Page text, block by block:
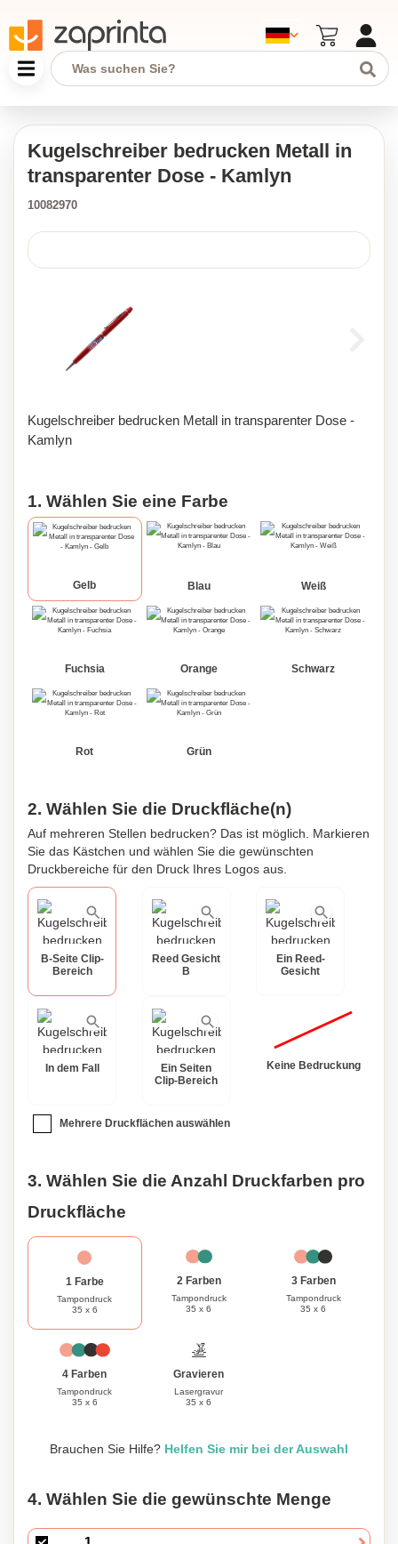
Kugelschreiber bedrucken Metall in
transparenter Dose - Kamlyn
10082970
Kugelschreiber bedrucken Metall in transparenter Dose -
Kamlyn
1. Wählen Sie eine Farbe
Gelb Blau Weiß
Fuchsia Orange Schwarz
Rot Grün
2. Wählen Sie die Druckfläche(n)
Auf mehreren Stellen bedrucken? Das ist möglich. Markieren
Sie das Kästchen und wählen Sie die gewünschten
Druckbereiche für den Druck Ihres Logos aus.
B-Seite Clip-
Bereich
Reed Gesicht
B
Ein Reed-
Gesicht
In dem Fall
Ein Seiten
Clip-Bereich
Keine Bedruckung
Mehrere Druckflächen auswählen
3. Wählen Sie die Anzahl Druckfarben pro
Druckfläche
1 Farbe
Tampondruck
35 x 6
2 Farben
Tampondruck
35 x 6
3 Farben
Tampondruck
35 x 6
4 Farben
Tampondruck
35 x 6
Gravieren
Lasergravur
35 x 6
Brauchen Sie Hilfe? Helfen Sie mir bei der Auswahl
4. Wählen Sie die gewünschte Menge